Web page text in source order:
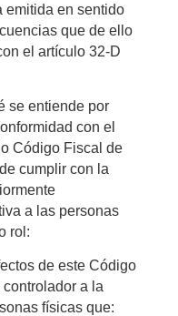
emitida en sentido
que de ello
el artículo 32-D
se entiende por
con el
Código Fiscal de
cumplir con la
a las personas
rol:
de este Código
a la
físicas que: